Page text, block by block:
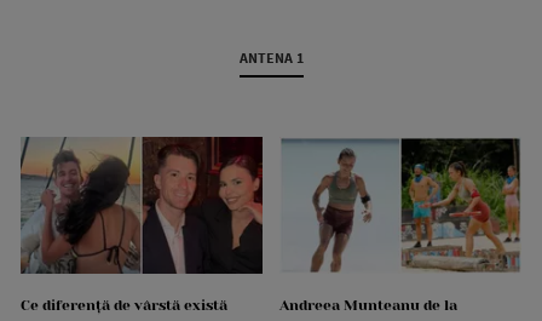
ANTENA 1
Ce diferență de vârstă există
Andreea Munteanu de la